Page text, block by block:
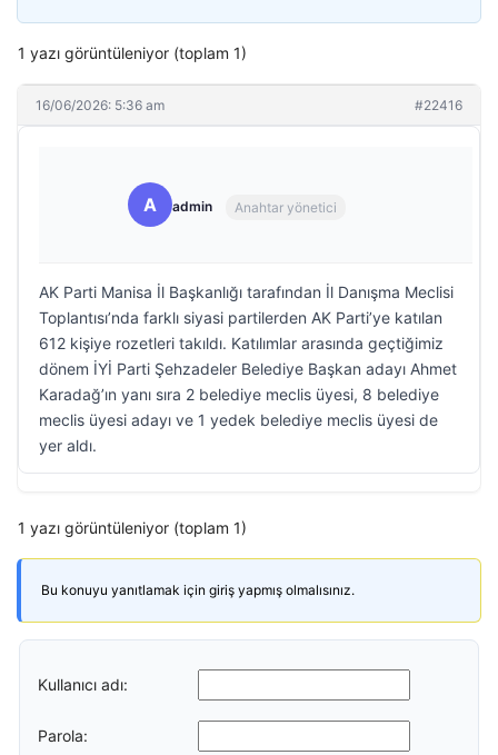
1 yazı görüntüleniyor (toplam 1)
16/06/2026: 5:36 am #22416
A admin Anahtar yönetici
AK Parti Manisa İl Başkanlığı tarafından İl Danışma Meclisi
Toplantısı’nda farklı siyasi partilerden AK Parti’ye katılan
612 kişiye rozetleri takıldı. Katılımlar arasında geçtiğimiz
dönem İYİ Parti Şehzadeler Belediye Başkan adayı Ahmet
Karadağ’ın yanı sıra 2 belediye meclis üyesi, 8 belediye
meclis üyesi adayı ve 1 yedek belediye meclis üyesi de
yer aldı.
1 yazı görüntüleniyor (toplam 1)
Bu konuyu yanıtlamak için giriş yapmış olmalısınız.
Kullanıcı adı:
Parola: